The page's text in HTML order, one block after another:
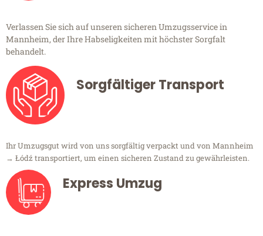
Verlassen Sie sich auf unseren sicheren Umzugsservice in
Mannheim, der Ihre Habseligkeiten mit höchster Sorgfalt
behandelt.
Sorgfältiger Transport
Ihr Umzugsgut wird von uns sorgfältig verpackt und von Mannheim
→ Łódź transportiert, um einen sicheren Zustand zu gewährleisten.
Express Umzug